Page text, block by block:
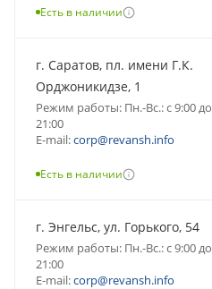
Есть в наличии
г. Саратов, пл. имени Г.К.
Орджоникидзе, 1
Режим работы: Пн.-Вс.: с 9:00 до
21:00
E-mail:corp@revansh.info
Есть в наличии
г. Энгельс, ул. Горького, 54
Режим работы: Пн.-Вс.: с 9:00 до
21:00
E-mail:corp@revansh.info